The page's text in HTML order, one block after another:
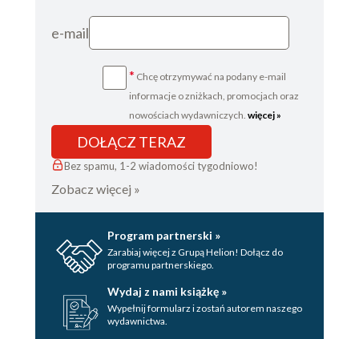
e-mail
* Chcę otrzymywać na podany e-mail
informacje o zniżkach, promocjach oraz
nowościach wydawniczych. więcej »
DOŁĄCZ TERAZ
Bez spamu, 1-2 wiadomości tygodniowo!
Zobacz więcej »
Program partnerski »
Zarabiaj więcej z Grupą Helion! Dołącz do
programu partnerskiego.
Wydaj z nami książkę »
Wypełnij formularz i zostań autorem naszego
wydawnictwa.